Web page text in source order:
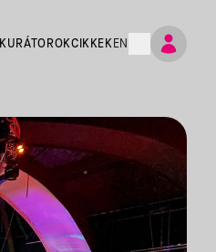
KURÁTOROKCIKKEK EN